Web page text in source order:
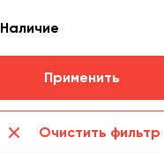
Наличие
Применить
Очистить фильтр